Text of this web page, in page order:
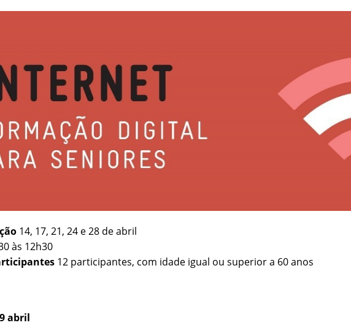
14, 17, 21, 24 e 28 de abril
às 12h30
12 participantes, com idade igual ou superior a 60 anos
abril